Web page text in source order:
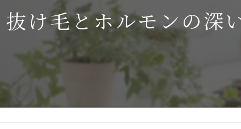
抜け毛とホルモンの深